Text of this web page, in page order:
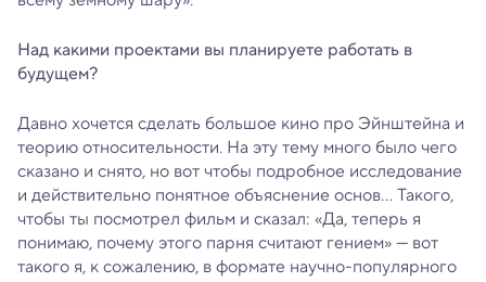
Над какими проектами вы планируете работать в
будущем?
Давно хочется сделать большое кино про Эйнштейна и
теорию относительности. На эту тему много было чего
сказано и снято, но вот чтобы подробное исследование
и действительно понятное объяснение основ… Такого,
чтобы ты посмотрел фильм и сказал: «Да, теперь я
понимаю, почему этого парня считают гением» — вот
такого я, к сожалению, в формате научно-популярного